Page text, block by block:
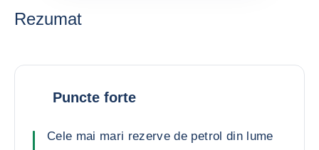
Rezumat
Puncte forte
Cele mai mari rezerve de petrol din lume